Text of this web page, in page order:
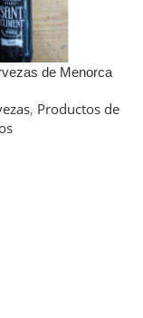
de Menorca
, Productos de